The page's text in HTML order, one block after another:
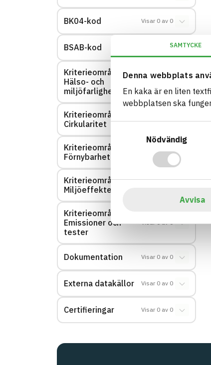
SAMTYCKE
Denna webbplats
En kaka är en liten
webbplatsen ska
Nödvändig
Avvisa
BK04-kod Visar 0 av 0
BSAB-kod 0
Kriterieområde:
Hälso- och
miljöfarlighet
0
Kriterieområde:
Cirkularitet
Kriterieområde:
Förnybarhet
0 av 0
Kriterieområde:
Miljöeffekter – EPD
Kriterieområde:
Emissioner och
tester
Visar 0 av 0
Dokumentation Visar 0 av 0
Externa datakällor Visar 0 av 0
Certifieringar Visar 0 av 0